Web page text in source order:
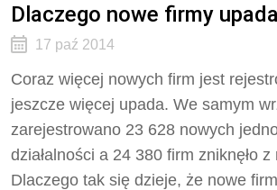
Dlaczego nowe firmy
17 paź 2014
Coraz więcej nowych firm jest
jeszcze więcej upada. We samym
zarejestrowano 23 628 nowych
działalności a 24 380 firm zniknęło z
Dlaczego tak się dzieje, że nowe